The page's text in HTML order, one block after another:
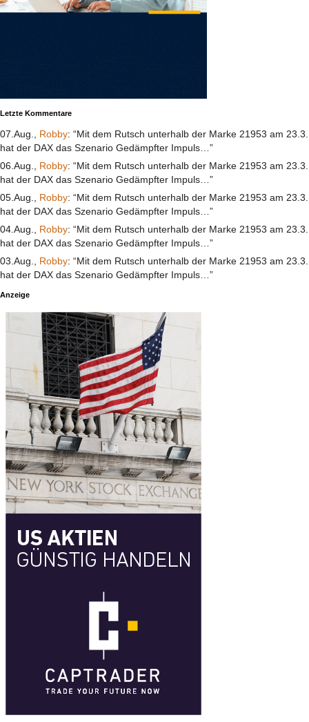
Letzte Kommentare
07.Aug., Robby: “Mit dem Rutsch unterhalb der Marke 21953 am 23.3.
hat der DAX das Szenario Gedämpfter Impuls…”
06.Aug., Robby: “Mit dem Rutsch unterhalb der Marke 21953 am 23.3.
hat der DAX das Szenario Gedämpfter Impuls…”
05.Aug., Robby: “Mit dem Rutsch unterhalb der Marke 21953 am 23.3.
hat der DAX das Szenario Gedämpfter Impuls…”
04.Aug., Robby: “Mit dem Rutsch unterhalb der Marke 21953 am 23.3.
hat der DAX das Szenario Gedämpfter Impuls…”
03.Aug., Robby: “Mit dem Rutsch unterhalb der Marke 21953 am 23.3.
hat der DAX das Szenario Gedämpfter Impuls…”
Anzeige